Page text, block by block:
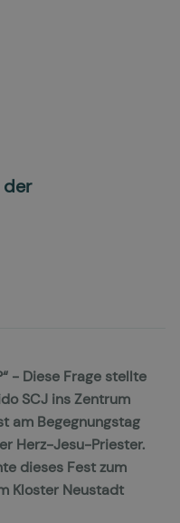
- Diese Frage stellte
SCJ ins Zentrum
am Begegnungstag
Herz-Jesu-Priester.
dieses Fest zum
Kloster Neustadt